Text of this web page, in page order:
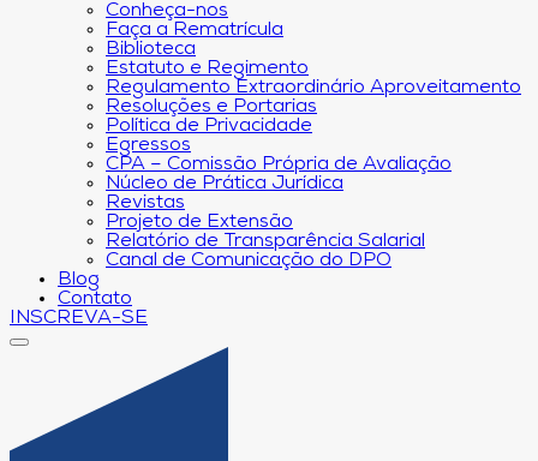
Conheça-nos
Faça a Rematrícula
Biblioteca
Estatuto e Regimento
Regulamento Extraordinário Aproveitamento
Resoluções e Portarias
Política de Privacidade
Egressos
CPA – Comissão Própria de Avaliação
Núcleo de Prática Jurídica
Revistas
Projeto de Extensão
Relatório de Transparência Salarial
Canal de Comunicação do DPO
Blog
Contato
INSCREVA-SE